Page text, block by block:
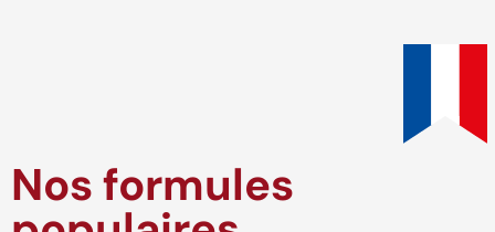
Nos formules